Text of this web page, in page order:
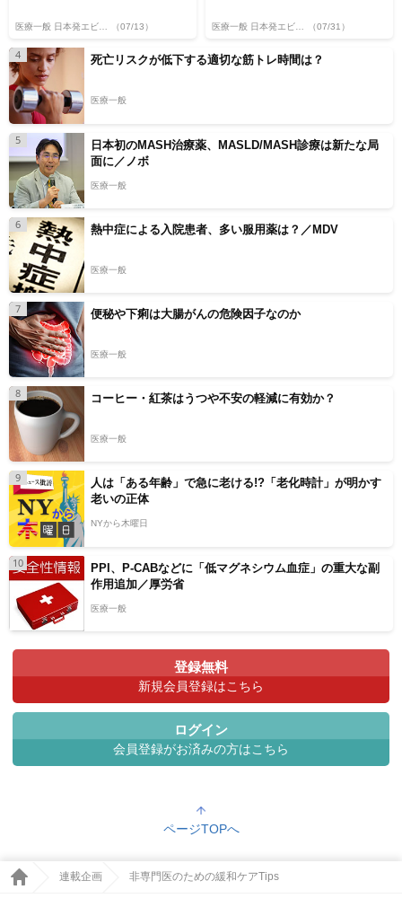
医療一般 日本発エビデンス （07/13） 医療一般 日本発エビデンス （07/31）
4 死亡リスクが低下する適切な筋トレ時間は？
医療一般
5
日本初のMASH治療薬、MASLD/MASH診療は新たな局
面に／ノボ
医療一般
6 熱中症による入院患者、多い服用薬は？／MDV
医療一般
7 便秘や下痢は大腸がんの危険因子なのか
医療一般
8 コーヒー・紅茶はうつや不安の軽減に有効か？
医療一般
9
人は「ある年齢」で急に老ける!?「老化時計」が明かす
老いの正体
NYから木曜日
10
PPI、P-CABなどに「低マグネシウム血症」の重大な副
作用追加／厚労省
医療一般
登録無料
新規会員登録はこちら
ログイン
会員登録がお済みの方はこちら
ページTOPへ
連載企画 非専門医のための緩和ケアTips